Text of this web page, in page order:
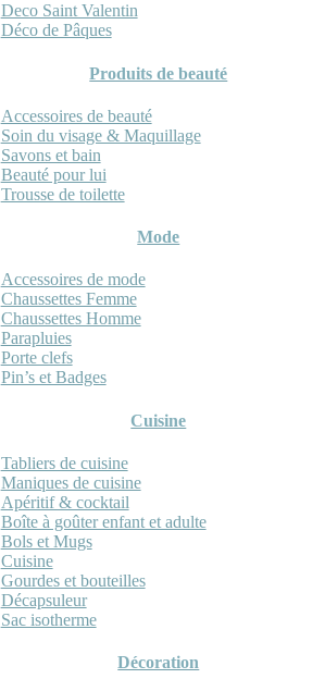
Deco Saint Valentin
Déco de Pâques
Produits de beauté
Accessoires de beauté
Soin du visage & Maquillage
Savons et bain
Beauté pour lui
Trousse de toilette
Mode
Accessoires de mode
Chaussettes Femme
Chaussettes Homme
Parapluies
Porte clefs
Pin’s et Badges
Cuisine
Tabliers de cuisine
Maniques de cuisine
Apéritif & cocktail
Boîte à goûter enfant et adulte
Bols et Mugs
Cuisine
Gourdes et bouteilles
Décapsuleur
Sac isotherme
Décoration